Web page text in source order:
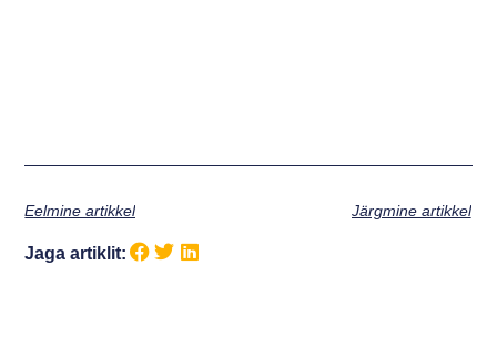
Eelmine artikkel Järgmine artikkel
Jaga artiklit: